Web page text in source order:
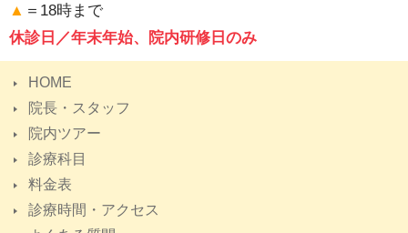
▲ ＝18時まで
休診日／年末年始、院内研修日のみ
HOME
院長・スタッフ
院内ツアー
診療科目
料金表
診療時間・アクセス